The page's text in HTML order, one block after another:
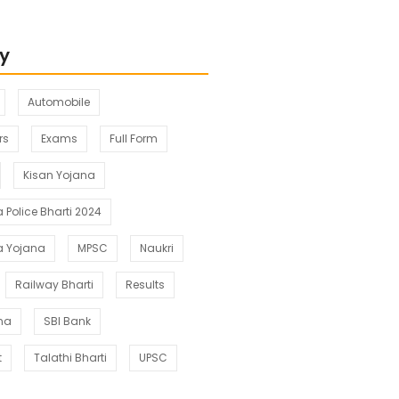
Automobile
Exams Full Form
Kisan Yojana
Bharti 2024
Yojana MPSC Naukri
Railway Bharti Results
SBI Bank
Talathi Bharti UPSC